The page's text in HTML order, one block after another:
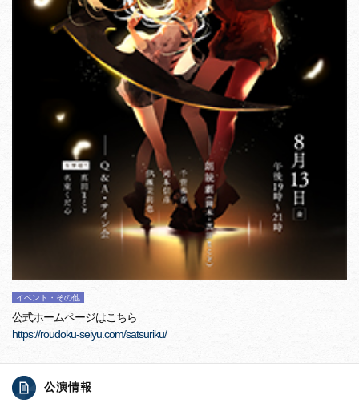
イベント・その他
公式ホームページはこちら
https://roudoku-seiyu.com/satsuriku/
公演情報